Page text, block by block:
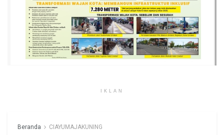
IKLAN
Beranda CIAYUMAJAKUNING